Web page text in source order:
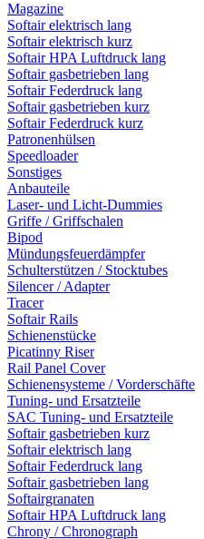
Magazine
Softair elektrisch lang
Softair elektrisch kurz
Softair HPA Luftdruck lang
Softair gasbetrieben lang
Softair Federdruck lang
Softair gasbetrieben kurz
Softair Federdruck kurz
Patronenhülsen
Speedloader
Sonstiges
Anbauteile
Laser- und Licht-Dummies
Griffe / Griffschalen
Bipod
Mündungsfeuerdämpfer
Schulterstützen / Stocktubes
Silencer / Adapter
Tracer
Softair Rails
Schienenstücke
Picatinny Riser
Rail Panel Cover
Schienensysteme / Vorderschäfte
Tuning- und Ersatzteile
SAC Tuning- und Ersatzteile
Softair gasbetrieben kurz
Softair elektrisch lang
Softair Federdruck lang
Softair gasbetrieben lang
Softairgranaten
Softair HPA Luftdruck lang
Chrony / Chronograph